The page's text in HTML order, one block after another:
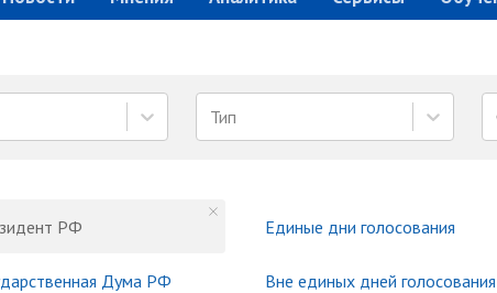
Тип
РФ
Дума РФ
Единые дни голосования
Вне единых дней голосования